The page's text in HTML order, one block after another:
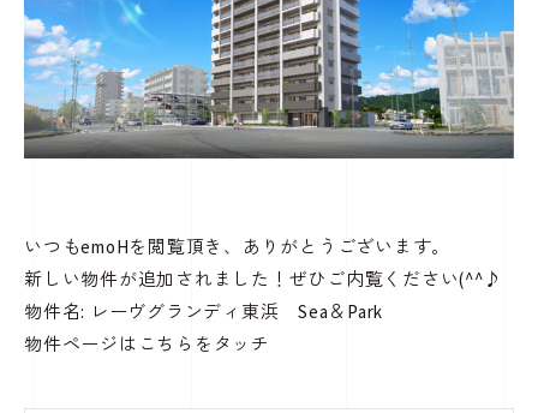
いつもemoHを閲覧頂き、ありがとうございます。
新しい物件が追加されました！ぜひご内覧ください(^^♪
物件名: レーヴグランディ東浜 Sea＆Park
物件ページは こちらをタッチ